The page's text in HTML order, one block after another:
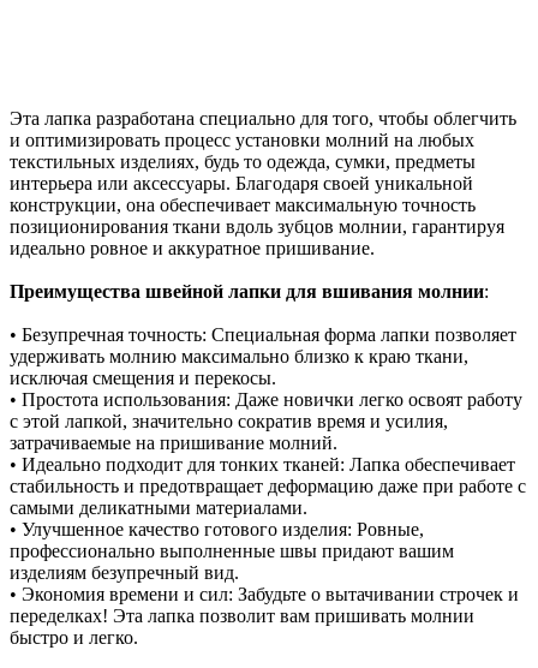
Эта лапка разработана специально для того, чтобы облегчить
и оптимизировать процесс установки молний на любых
текстильных изделиях, будь то одежда, сумки, предметы
интерьера или аксессуары. Благодаря своей уникальной
конструкции, она обеспечивает максимальную точность
позиционирования ткани вдоль зубцов молнии, гарантируя
идеально ровное и аккуратное пришивание.
Преимущества швейной лапки для вшивания молнии:
• Безупречная точность: Специальная форма лапки позволяет
удерживать молнию максимально близко к краю ткани,
исключая смещения и перекосы.
• Простота использования: Даже новички легко освоят работу
с этой лапкой, значительно сократив время и усилия,
затрачиваемые на пришивание молний.
• Идеально подходит для тонких тканей: Лапка обеспечивает
стабильность и предотвращает деформацию даже при работе с
самыми деликатными материалами.
• Улучшенное качество готового изделия: Ровные,
профессионально выполненные швы придают вашим
изделиям безупречный вид.
• Экономия времени и сил: Забудьте о вытачивании строчек и
переделках! Эта лапка позволит вам пришивать молнии
быстро и легко.